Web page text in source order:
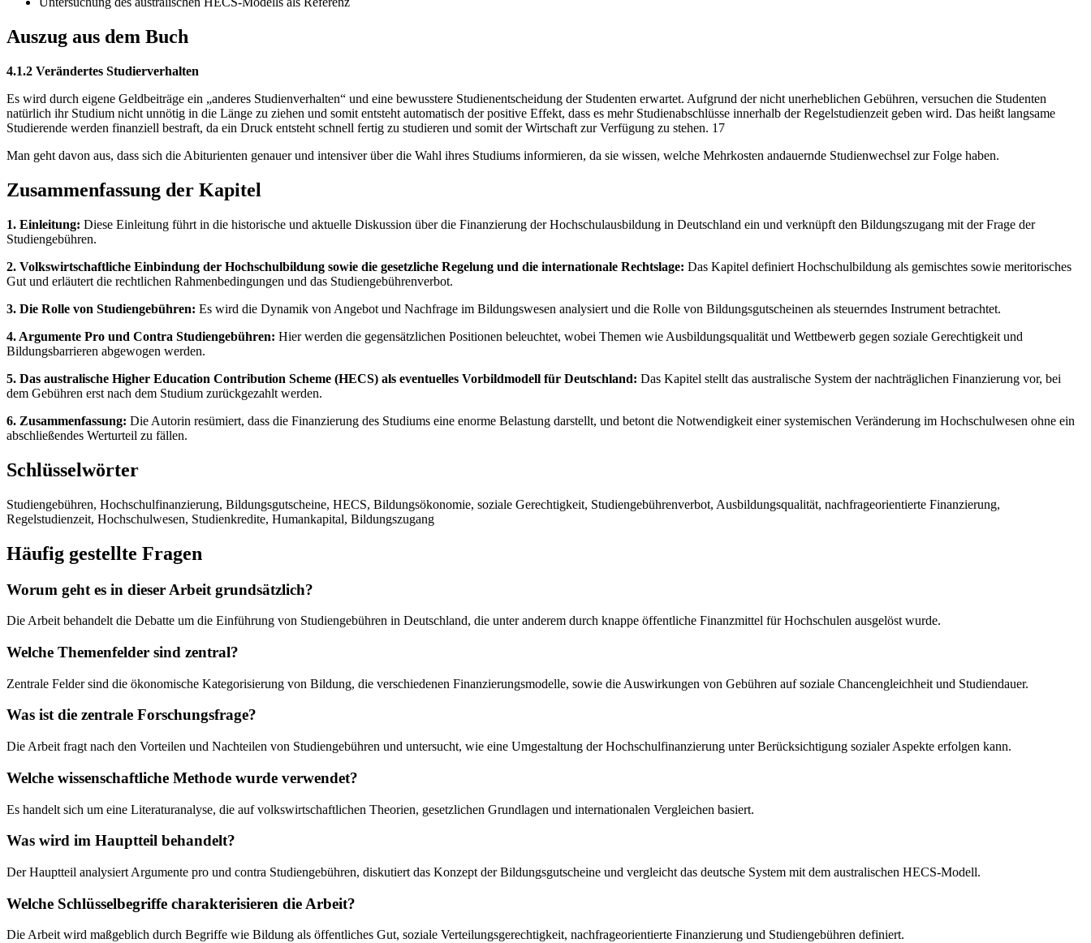
Auszug aus dem Buch
4.1.2 Verändertes Studierverhalten
Es wird durch eigene Geldbeiträge ein „anderes Studienverhalten“ und eine bewusstere Studienentscheidung der Studenten erwartet. Aufgrund der nicht unerheblichen Gebühren, versuchen die Studenten
natürlich ihr Studium nicht unnötig in die Länge zu ziehen und somit entsteht automatisch der positive Effekt, dass es mehr Studienabschlüsse innerhalb der Regelstudienzeit geben wird. Das heißt langsame
Studierende werden finanziell bestraft, da ein Druck entsteht schnell fertig zu studieren und somit der Wirtschaft zur Verfügung zu stehen. 17
Man geht davon aus, dass sich die Abiturienten genauer und intensiver über die Wahl ihres Studiums informieren, da sie wissen, welche Mehrkosten andauernde Studienwechsel zur Folge haben.
Zusammenfassung der Kapitel
1. Einleitung: Diese Einleitung führt in die historische und aktuelle Diskussion über die Finanzierung der Hochschulausbildung in Deutschland ein und verknüpft den Bildungszugang mit der Frage der
Studiengebühren.
2. Volkswirtschaftliche Einbindung der Hochschulbildung sowie die gesetzliche Regelung und die internationale Rechtslage: Das Kapitel definiert Hochschulbildung als gemischtes sowie meritorisches
Gut und erläutert die rechtlichen Rahmenbedingungen und das Studiengebührenverbot.
3. Die Rolle von Studiengebühren: Es wird die Dynamik von Angebot und Nachfrage im Bildungswesen analysiert und die Rolle von Bildungsgutscheinen als steuerndes Instrument betrachtet.
4. Argumente Pro und Contra Studiengebühren: Hier werden die gegensätzlichen Positionen beleuchtet, wobei Themen wie Ausbildungsqualität und Wettbewerb gegen soziale Gerechtigkeit und
Bildungsbarrieren abgewogen werden.
5. Das australische Higher Education Contribution Scheme (HECS) als eventuelles Vorbildmodell für Deutschland: Das Kapitel stellt das australische System der nachträglichen Finanzierung vor, bei
dem Gebühren erst nach dem Studium zurückgezahlt werden.
6. Zusammenfassung: Die Autorin resümiert, dass die Finanzierung des Studiums eine enorme Belastung darstellt, und betont die Notwendigkeit einer systemischen Veränderung im Hochschulwesen ohne ein
abschließendes Werturteil zu fällen.
Schlüsselwörter
Studiengebühren, Hochschulfinanzierung, Bildungsgutscheine, HECS, Bildungsökonomie, soziale Gerechtigkeit, Studiengebührenverbot, Ausbildungsqualität, nachfrageorientierte Finanzierung,
Regelstudienzeit, Hochschulwesen, Studienkredite, Humankapital, Bildungszugang
Häufig gestellte Fragen
Worum geht es in dieser Arbeit grundsätzlich?
Die Arbeit behandelt die Debatte um die Einführung von Studiengebühren in Deutschland, die unter anderem durch knappe öffentliche Finanzmittel für Hochschulen ausgelöst wurde.
Welche Themenfelder sind zentral?
Zentrale Felder sind die ökonomische Kategorisierung von Bildung, die verschiedenen Finanzierungsmodelle, sowie die Auswirkungen von Gebühren auf soziale Chancengleichheit und Studiendauer.
Was ist die zentrale Forschungsfrage?
Die Arbeit fragt nach den Vorteilen und Nachteilen von Studiengebühren und untersucht, wie eine Umgestaltung der Hochschulfinanzierung unter Berücksichtigung sozialer Aspekte erfolgen kann.
Welche wissenschaftliche Methode wurde verwendet?
Es handelt sich um eine Literaturanalyse, die auf volkswirtschaftlichen Theorien, gesetzlichen Grundlagen und internationalen Vergleichen basiert.
Was wird im Hauptteil behandelt?
Der Hauptteil analysiert Argumente pro und contra Studiengebühren, diskutiert das Konzept der Bildungsgutscheine und vergleicht das deutsche System mit dem australischen HECS-Modell.
Welche Schlüsselbegriffe charakterisieren die Arbeit?
Die Arbeit wird maßgeblich durch Begriffe wie Bildung als öffentliches Gut, soziale Verteilungsgerechtigkeit, nachfrageorientierte Finanzierung und Studiengebühren definiert.